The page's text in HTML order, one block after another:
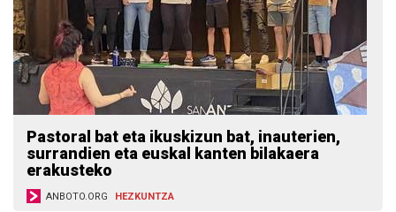
Pastoral bat eta ikuskizun bat, inauterien,
surrandien eta euskal kanten bilakaera
erakusteko
ANBOTO.ORG HEZKUNTZA